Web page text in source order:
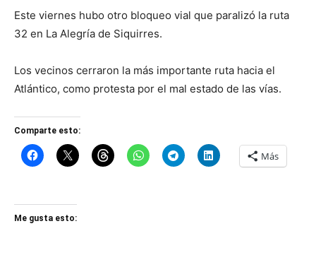
Este viernes hubo otro bloqueo vial que paralizó la ruta
32 en La Alegría de Siquirres.
Los vecinos cerraron la más importante ruta hacia el
Atlántico, como protesta por el mal estado de las vías.
Comparte esto:
Más
Me gusta esto: